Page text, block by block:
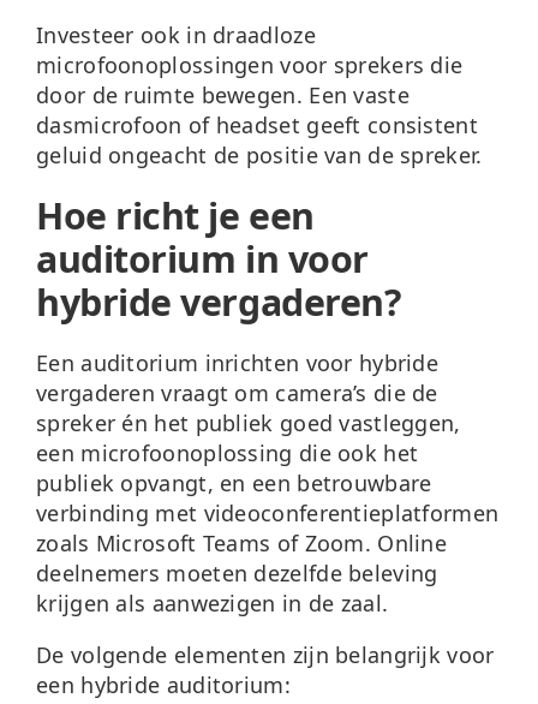
Investeer ook in draadloze
microfoonoplossingen voor sprekers die
door de ruimte bewegen. Een vaste
dasmicrofoon of headset geeft consistent
geluid ongeacht de positie van de spreker.
Hoe richt je een
auditorium in voor
hybride vergaderen?
Een auditorium inrichten voor hybride
vergaderen vraagt om camera’s die de
spreker én het publiek goed vastleggen,
een microfoonoplossing die ook het
publiek opvangt, en een betrouwbare
verbinding met videoconferentieplatformen
zoals Microsoft Teams of Zoom. Online
deelnemers moeten dezelfde beleving
krijgen als aanwezigen in de zaal.
De volgende elementen zijn belangrijk voor
een hybride auditorium: